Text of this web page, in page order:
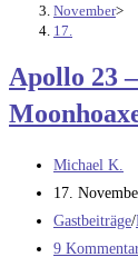
November>
17.
Apollo 23
Beitrags-
Autor:
Michael K.
Beitrag
17.
Beitrags-
Kategorie:
Gastbeiträge/
Beitrags-
9